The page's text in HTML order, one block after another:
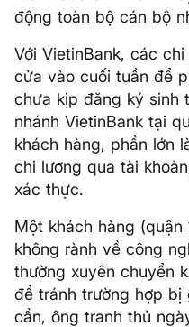
động toàn bộ cán bộ
Với VietinBank, các
cửa vào cuối tuần để
chưa kịp đăng ký sinh
nhánh VietinBank tại
khách hàng, phần lớn
chi lương qua tài
xác thực.
Một khách hàng
không rành về công
thường xuyên chuyển
để tránh trường hợp bị
cần, ông tranh thủ